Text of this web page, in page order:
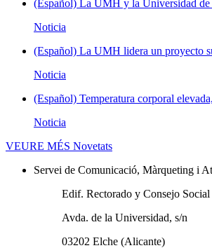
(Español) La UMH y la Universidad de
Noticia
(Español) La UMH lidera un proyecto
Noticia
(Español) Temperatura corporal
Noticia
VEURE MÉS Novetats
Servei de Comunicació, Màrqueting i
Edif. Rectorado y Consejo Social
Avda. de la Universidad, s/n
03202 Elche (Alicante)